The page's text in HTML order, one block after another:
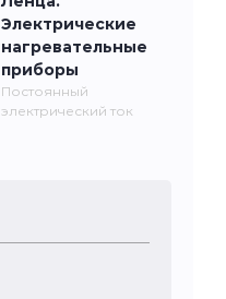
Электрические
нагревательные
приборы
Постоянный
электрический ток